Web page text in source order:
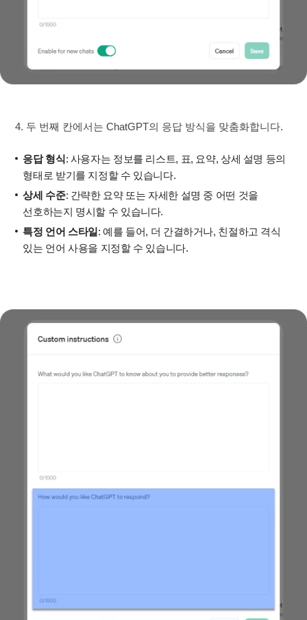
4. 두 번째 칸에서는 ChatGPT의 응답 방식을 맞춤화합니다.
응답 형식: 사용자는 정보를 리스트, 표, 요약, 상세 설명 등의
형태로 받기를 지정할 수 있습니다.
상세 수준: 간략한 요약 또는 자세한 설명 중 어떤 것을
선호하는지 명시할 수 있습니다.
특정 언어 스타일: 예를 들어, 더 간결하거나, 친절하고 격식
있는 언어 사용을 지정할 수 있습니다.